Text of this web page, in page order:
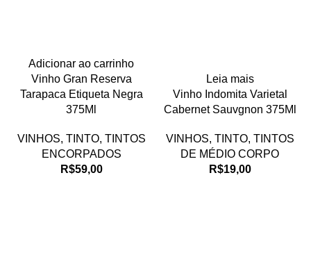
Adicionar ao carrinho
Vinho Gran Reserva
Tarapaca Etiqueta Negra
375Ml
VINHOS, TINTO, TINTOS
ENCORPADOS
R$59,00
Leia mais
Vinho Indomita Varietal
Cabernet Sauvgnon 375Ml
VINHOS, TINTO, TINTOS
DE MÉDIO CORPO
R$19,00